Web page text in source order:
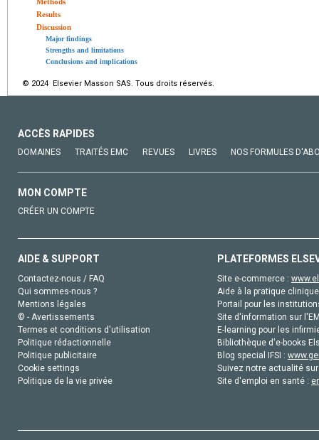
Results
Discussion
Major findings
Strengths and limitations
Conclusions and implications
© 2024 Elsevier Masson SAS. Tous droits réservés.
ACCÈS RAPIDES
DOMAINES TRAITÉS EMC REVUES LIVRES NOS FORMULES
MON COMPTE
CRÉER UN COMPTE
AIDE & SUPPORT
Contactez-nous / FAQ
Qui sommes-nous ?
Mentions légales
© - Avertissements
Termes et conditions d'utilisation
Politique rédactionnelle
Politique publicitaire
Cookie settings
Politique de la vie privée
PLATEFORMES
Site e-commerce :
Aide à la pratique
Portail pour les
Site d'information sur
E-learning pour les
Bibliothèque d'e-books
Blog special IFSI :
Suivez notre actualité
Site d'emploi en santé :